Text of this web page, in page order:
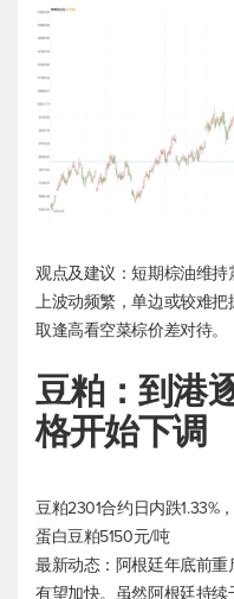
观点及建议：短期棕油维
上波动频繁，单边或较难
取逢高看空菜棕价差对待。
豆粕：到港
格开始下调
豆粕2301合约日内跌1.33%
蛋白豆粕5150元/吨
最新动态：阿根廷年底前
有望加快。虽然阿根廷持